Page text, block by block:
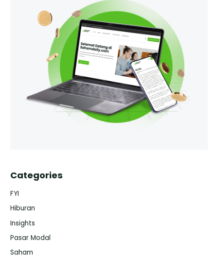
Categories
FYI
Hiburan
Insights
Pasar Modal
Saham